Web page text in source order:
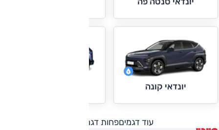
יונדאי קונה
עוד דגמיםפחות דגמים